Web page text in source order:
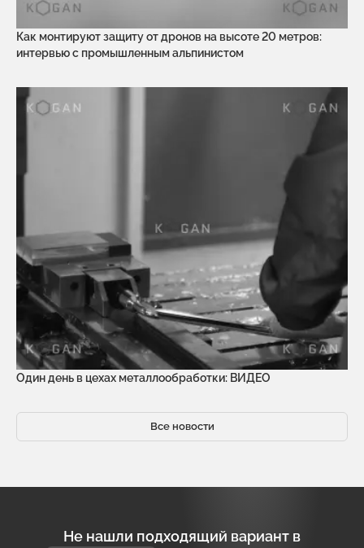
Как монтируют защиту от дронов на высоте 20 метров:
интервью с промышленным альпинистом
Один день в цехах металлообработки: ВИДЕО
Все новости
Не нашли подходящий вариант в